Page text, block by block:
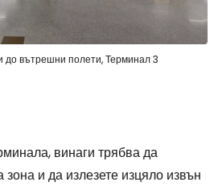
вътрешни полети, Терминал 3
винаги трябва да
зона и да излезете изцяло извън